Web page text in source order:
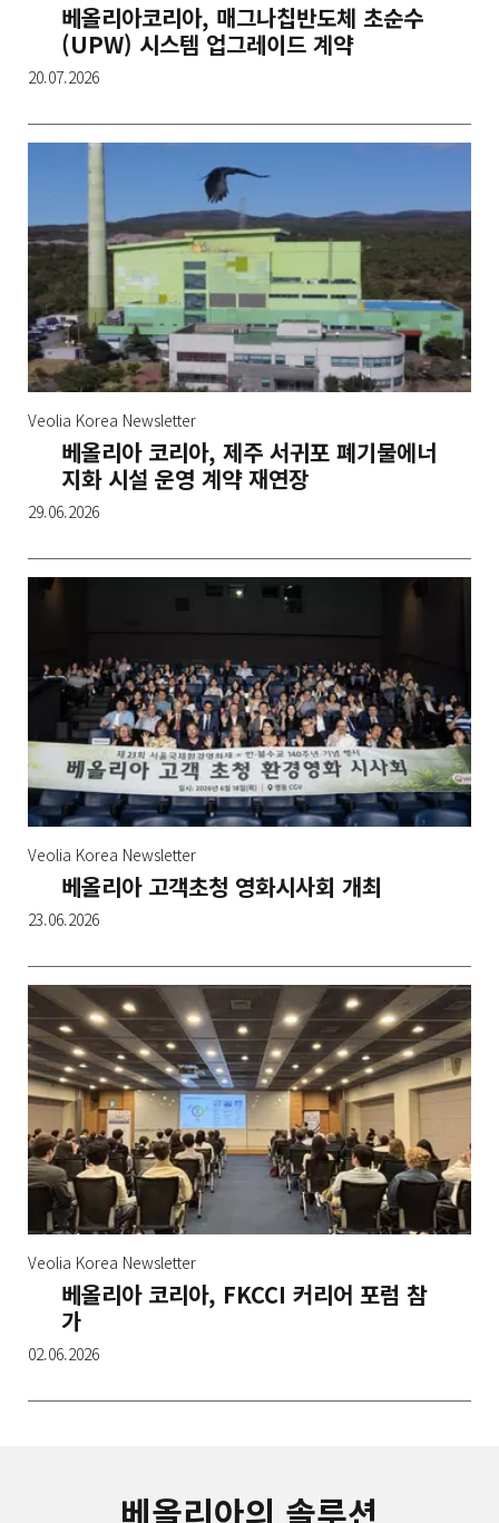
베올리아코리아, 매그나칩반도체 초순수
(UPW) 시스템 업그레이드 계약
20.07.2026
Veolia Korea Newsletter
베올리아 코리아, 제주 서귀포 폐기물에너
지화 시설 운영 계약 재연장
29.06.2026
Veolia Korea Newsletter
베올리아 고객초청 영화시사회 개최
23.06.2026
Veolia Korea Newsletter
베올리아 코리아, FKCCI 커리어 포럼 참
가
02.06.2026
베올리아의 솔루션